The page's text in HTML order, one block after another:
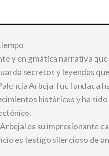
y enigmática narrativa
secretos y leyendas
Arbejal fue fundada
históricos y ha
es su impresionante
es testigo silencioso de